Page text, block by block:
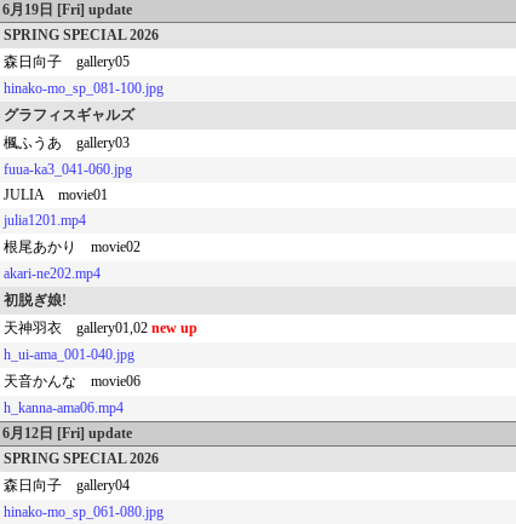
6月19日 [Fri] update
SPRING SPECIAL 2026
森日向子 gallery05
hinako-mo_sp_081-100.jpg
グラフィスギャルズ
楓ふうあ gallery03
fuua-ka3_041-060.jpg
JULIA movie01
julia1201.mp4
根尾あかり movie02
akari-ne202.mp4
初脱ぎ娘!
天神羽衣 gallery01,02 new up
h_ui-ama_001-040.jpg
天音かんな movie06
h_kanna-ama06.mp4
6月12日 [Fri] update
SPRING SPECIAL 2026
森日向子 gallery04
hinako-mo_sp_061-080.jpg